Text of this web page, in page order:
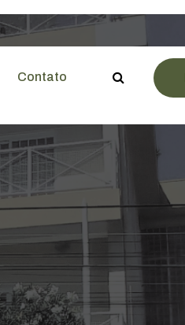
Contato